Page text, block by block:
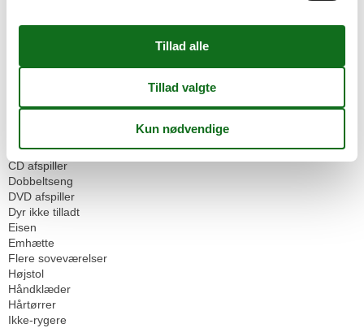
Morgenmad muligt
Børnezoo
Parkeringsplads
Bad/toilet
CD afspiller
Dobbeltseng
DVD afspiller
Dyr ikke tilladt
Eisen
Emhætte
Flere soveværelser
Højstol
Håndklæder
Hårtørrer
Ikke-rygere